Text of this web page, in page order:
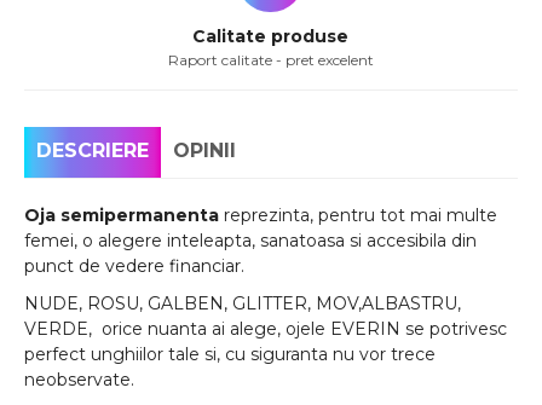
Calitate produse
Raport calitate - pret excelent
DESCRIERE OPINII
Oja semipermanenta reprezinta, pentru tot mai multe
femei, o alegere inteleapta, sanatoasa si accesibila din
punct de vedere financiar.
NUDE, ROSU, GALBEN, GLITTER, MOV,ALBASTRU,
VERDE, orice nuanta ai alege, ojele EVERIN se potrivesc
perfect unghiilor tale si, cu siguranta nu vor trece
neobservate.